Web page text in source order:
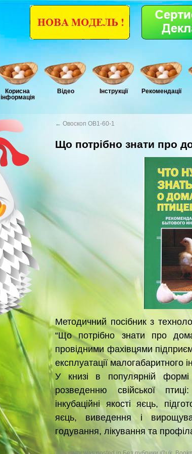
Корисна
інформація
Відео Інструкції Рекомендації
← Овоскоп ОВ1-60-1
Що потрібно знати про
Методичний посібник з
“Що потрібно знати про
провідними фахівцями
експлуатації малогабаритного
У книзі в популярній формі
розведенню свійської
інкубаційні якості яєць,
яєць, виведення і
годування, лікування та